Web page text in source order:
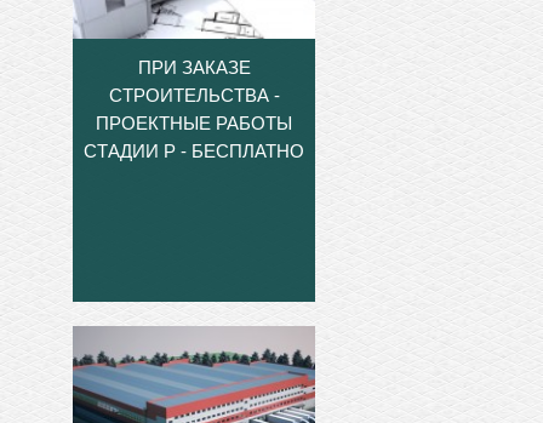
ПРИ ЗАКАЗЕ
СТРОИТЕЛЬСТВА -
ПРОЕКТНЫЕ РАБОТЫ
СТАДИИ Р - БЕСПЛАТНО